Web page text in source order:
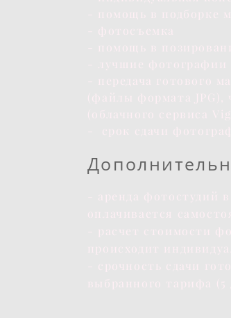
- помощь в подборке
- фотосъемка
- помощь в
- лучшие фотографии
- передача готового
(файлы формата JPG),
(облачного сервиса
- срок сдачи
- аренда фотостудий
оплачивается
- расчет стоимости
происходит
- срочность сдачи
выбранного тарифа (5